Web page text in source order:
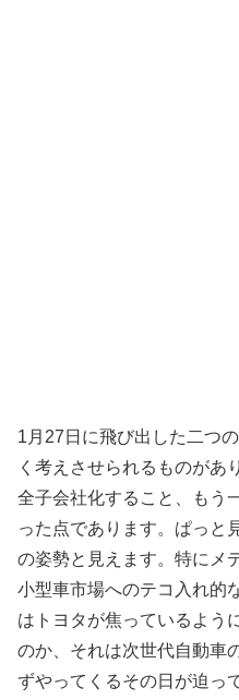
1月27日に飛び出した二つ
く考えさせられるものがあ
全子会社化すること、もう
った点であります。ぱっと
の姿勢と見えます。特にメ
小型車市場へのテコ入れ的
はトヨタが焦っているよう
のか、それは次世代自動車
ずやってくるその日が迫っ